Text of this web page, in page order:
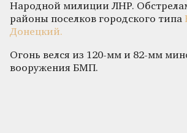
Народной милиции ЛНР.
районы поселков городского типа
Донецкий.
Огонь велся из 120-мм и 82-мм
вооружения БМП.